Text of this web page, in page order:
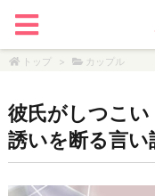
トップ > カップル
彼氏がしつこ
誘いを断る言い